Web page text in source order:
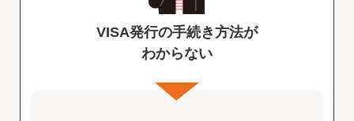
VISA発行の手続き方法が
わからない